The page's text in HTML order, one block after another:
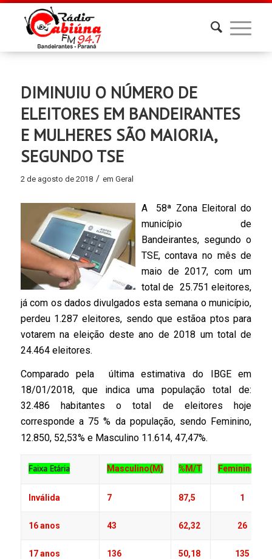
DIMINUIU O NÚMERO DE
ELEITORES EM BANDEIRANTES
E MULHERES SÃO MAIORIA,
SEGUNDO TSE
2 de agosto de 2018 / em Geral
A 58ª Zona Eleitoral do
município de
Bandeirantes, segundo o
TSE, contava no mês de
maio de 2017, com um
total de 25.751 eleitores,
já com os dados divulgados esta semana o município,
perdeu 1.287 eleitores, sendo que estãoa ptos para
votarem na eleição deste ano de 2018 um total de
24.464 eleitores.
Comparado pela última estimativa do IBGE em
18/01/2018, que indica uma população total de:
32.486 habitantes o total de eleitores hoje
corresponde a 75 % da população, sendo Feminino,
12.850, 52,53% e Masculino 11.614, 47,47%.
Faixa Etária Masculino(M) %M/T Feminino(F)
Inválida 7 87,5 1
16 anos 43 62,32 26
17 anos 136 50,18 135